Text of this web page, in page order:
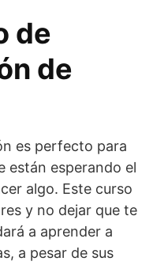
de
de
es perfecto para
están esperando el
algo. Este curso
y no dejar que te
a aprender a
a pesar de sus